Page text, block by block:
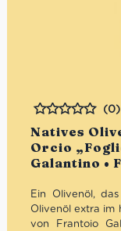
Natives
Orcio
Galantino •
Bewertet
(0)
Ein Olivenöl,
Olivenöl extra im
von Frantoio